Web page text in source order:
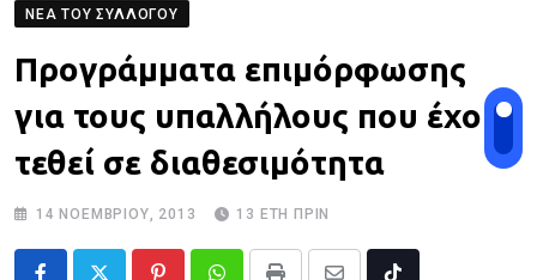
ΝΈΑ ΤΟΥ ΣΥΛΛΌΓΟΥ
Προγράμματα επιμόρφωσης
για τους υπαλλήλους που έχουν
τεθεί σε διαθεσιμότητα
14 ΝΟΕΜΒΡΊΟΥ, 2013 13 ΈΤΗ ΠΡΙΝ